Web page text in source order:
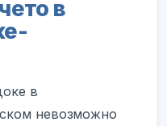
в
в
невозможно